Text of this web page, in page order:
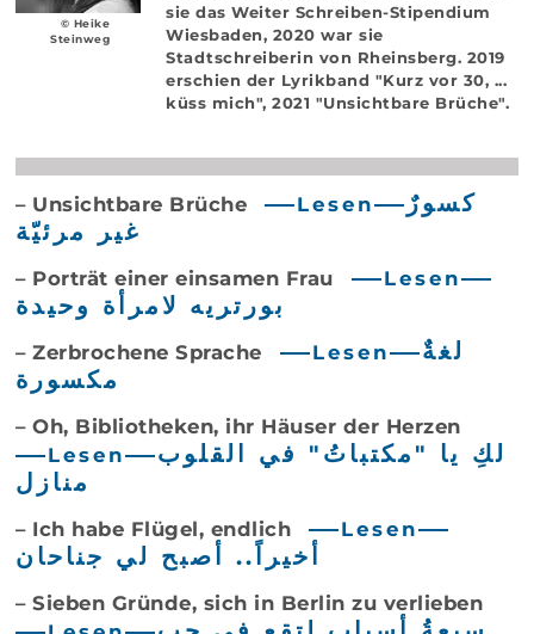
© Heike
Steinweg
sie das Weiter Schreiben-Stipendium
Wiesbaden, 2020 war sie
Stadtschreiberin von Rheinsberg. 2019
erschien der Lyrikband "Kurz vor 30, ...
küss mich", 2021 "Unsichtbare Brüche".
– Unsichtbare Brüche Lesen
كسورٌ
غير مرئيّة
– Porträt einer einsamen Frau Lesen
بورتريه لامرأة وحيدة
– Zerbrochene Sprache Lesen
لغةٌ
مكسورة
– Oh, Bibliotheken, ihr Häuser der Herzen
Lesen
لكِ يا "مكتباتُ" في القلوب
منازل
– Ich habe Flügel, endlich Lesen
أخيراً.. أصبح لي جناحان
– Sieben Gründe, sich in Berlin zu verlieben